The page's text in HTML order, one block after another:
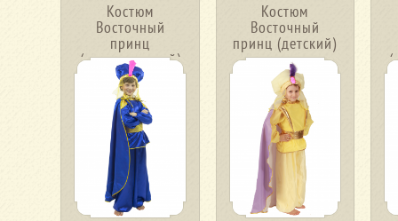
Костюм
Восточный
принц
(подростковый)
Костюм
Восточный
принц (детский)